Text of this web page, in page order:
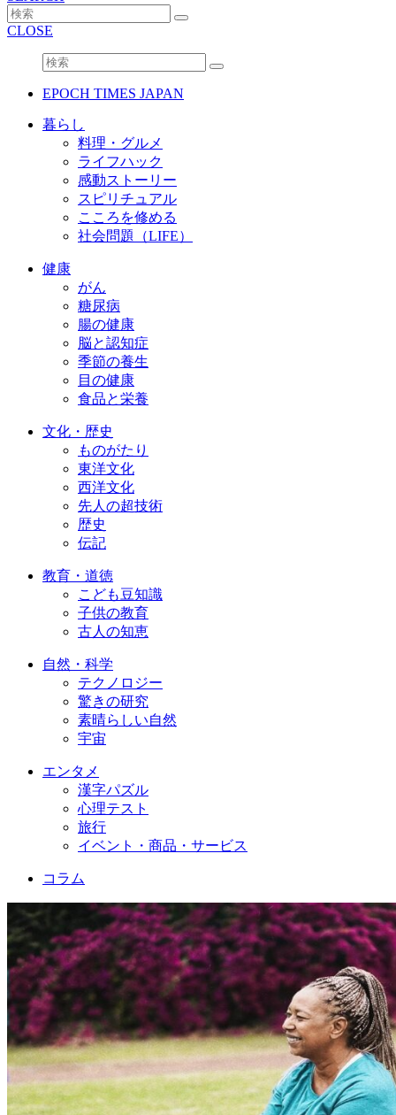
CLOSE
EPOCH TIMES JAPAN
暮らし
料理・グルメ
ライフハック
感動ストーリー
スピリチュアル
こころを修める
社会問題（LIFE）
健康
がん
糖尿病
腸の健康
脳と認知症
季節の養生
目の健康
食品と栄養
文化・歴史
ものがたり
東洋文化
西洋文化
先人の超技術
歴史
伝記
教育・道徳
こども豆知識
子供の教育
古人の知恵
自然・科学
テクノロジー
驚きの研究
素晴らしい自然
宇宙
エンタメ
漢字パズル
心理テスト
旅行
イベント・商品・サービス
コラム